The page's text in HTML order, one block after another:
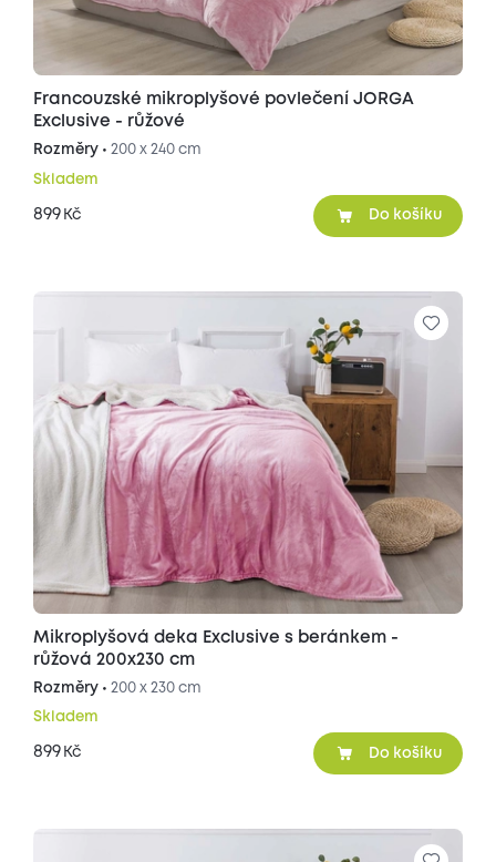
Francouzské mikroplyšové povlečení JORGA
Exclusive - růžové
Rozměry • 200 x 240 cm
Skladem
899 Kč Do košíku
Mikroplyšová deka Exclusive s beránkem -
růžová 200x230 cm
Rozměry • 200 x 230 cm
Skladem
899 Kč Do košíku